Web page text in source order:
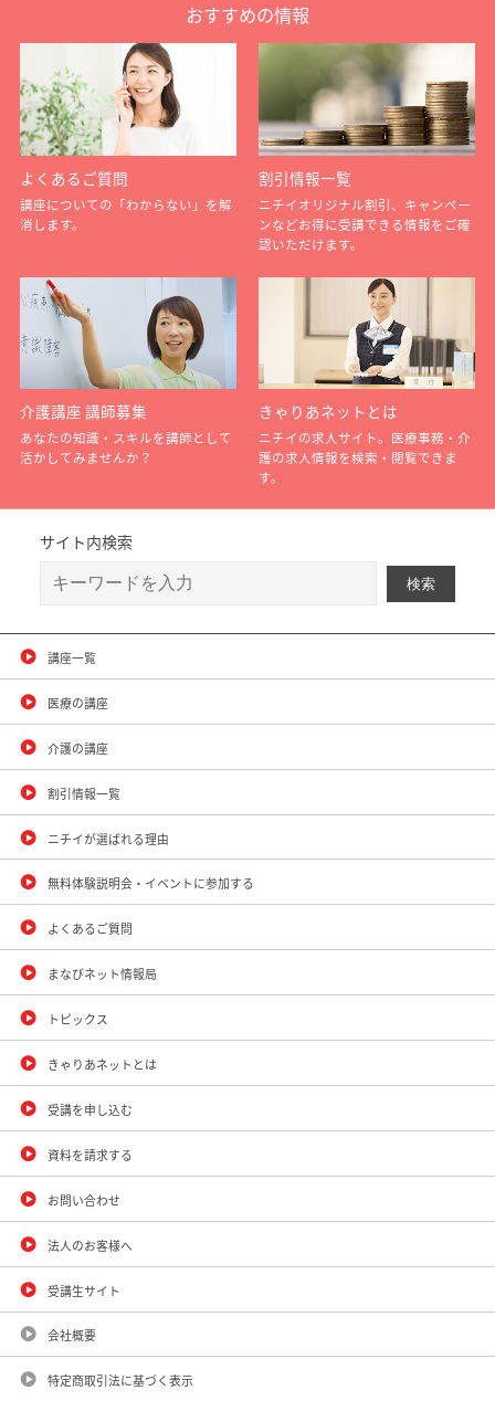
おすすめの情報
よくあるご質問
講座についての「わからない」を解
消します。
割引情報一覧
ニチイオリジナル割引、キャンペー
ンなどお得に受講できる情報をご確
認いただけます。
介護講座 講師募集
あなたの知識・スキルを講師として
活かしてみませんか？
きゃりあネットとは
ニチイの求人サイト。医療事務・介
護の求人情報を検索・閲覧できま
す。
サイト内検索
講座一覧
医療の講座
介護の講座
割引情報一覧
ニチイが選ばれる理由
無料体験説明会・イベントに参加する
よくあるご質問
まなびネット情報局
トピックス
きゃりあネットとは
受講を申し込む
資料を請求する
お問い合わせ
法人のお客様へ
受講生サイト
会社概要
特定商取引法に基づく表示